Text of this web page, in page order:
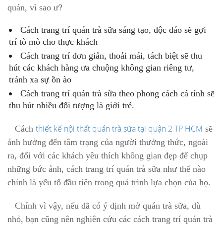
quán, vì sao ư?
Cách trang trí quán trà sữa sáng tạo, độc đáo sẽ gợi
trí tò mò cho thực khách
Cách trang trí đơn giản, thoải mái, tách biệt sẽ thu
hút các khách hàng ưa chuộng không gian riêng tư,
tránh xa sự ồn ào
Cách trang trí quán trà sữa theo phong cách cá tính sẽ
thu hút nhiều đối tượng là giới trẻ.
Cách thiết kế nội thất quán trà sữa tại quận 2 TP HCM sẽ
ảnh hưởng đến tâm trạng của người thưởng thức, ngoài
ra, đối với các khách yêu thích không gian đẹp để chụp
những bức ảnh, cách trang trí quán trà sữa như thế nào
chính là yếu tố đầu tiên trong quá trình lựa chọn của họ.
Chính vì vậy, nếu đã có ý định mở quán trà sữa, dù
nhỏ, bạn cũng nên nghiên cứu các cách trang trí quán trà